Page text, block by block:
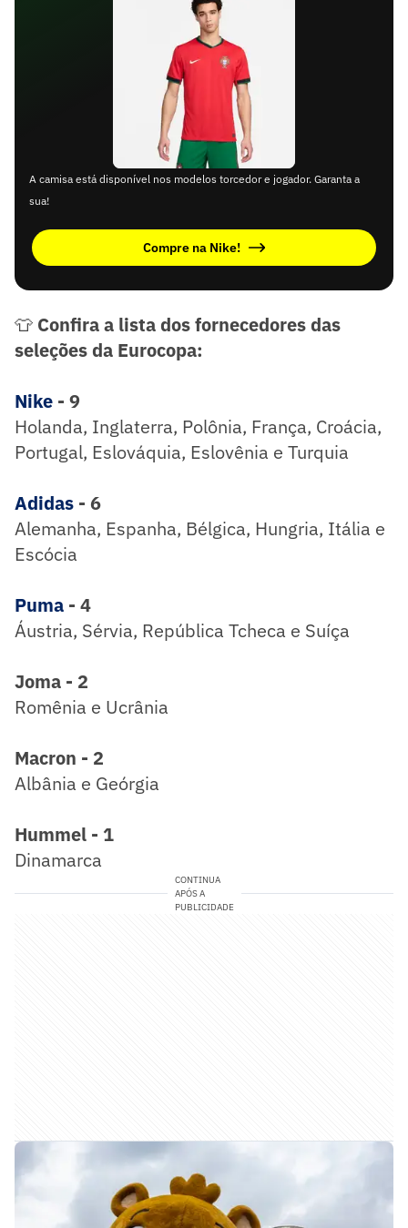
A camisa está disponível nos modelos torcedor e jogador. Garanta a
sua!
Compre na Nike!
👕 Confira a lista dos fornecedores das
seleções da Eurocopa:
Nike - 9
Holanda, Inglaterra, Polônia, França, Croácia,
Portugal, Eslováquia, Eslovênia e Turquia
Adidas - 6
Alemanha, Espanha, Bélgica, Hungria, Itália e
Escócia
Puma - 4
Áustria, Sérvia, República Tcheca e Suíça
Joma - 2
Romênia e Ucrânia
Macron - 2
Albânia e Geórgia
Hummel - 1
Dinamarca
CONTINUA
APÓS A
PUBLICIDADE